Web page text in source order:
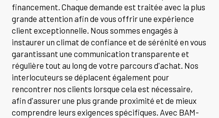
financement. Chaque demande est traitée avec la plus
grande attention afin de vous offrir une expérience
client exceptionnelle. Nous sommes engagés à
instaurer un climat de confiance et de sérénité en vous
garantissant une communication transparente et
régulière tout au long de votre parcours d'achat. Nos
interlocuteurs se déplacent également pour
rencontrer nos clients lorsque cela est nécessaire,
afin d'assurer une plus grande proximité et de mieux
comprendre leurs exigences spécifiques. Avec BAM-